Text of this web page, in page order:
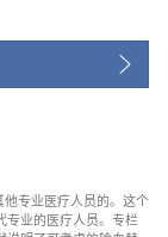
专业医疗人员的。这个
专业的医疗人员。专栏